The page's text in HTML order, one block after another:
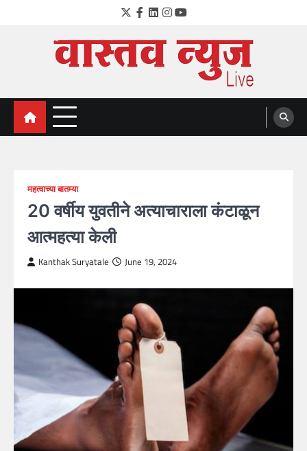
Twitter
Facebook
LinkedIn
Instagram
YouTube
VastavNEWSLive.com
a leading NEWS portal of Maharahstra
महत्वाच्या बातम्या
20 वर्षीय युवतीने अत्याचाराला कंटाळून
आत्महत्या केली
Kanthak Suryatale June 19, 2024